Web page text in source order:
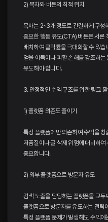
2) 목차와 버튼의 최적 위치
목차는 2~3개 정도로 간결하게 구성
중요한 행동 유도(CTA) 버튼은 서론
배치하여 클릭률을 극대화할 수 있습
얻을 이득이나 피할 손해를 강조하
유도해야 합니다.
3. 안정적인 수익 구조를 위한 링크
1) 플랫폼 의존도 줄이기
특정 플랫폼에만 의존하여 수익을 창
저품질이나 글 삭제 위험에 대비하여
중요합니다.
2) 외부 플랫폼으로 방문자 유도
검색 노출을 담당하는 플랫폼을 교두
플랫폼으로 방문자를 유도하는 전략
특정 플랫폼 문제가 발생해도 수익에